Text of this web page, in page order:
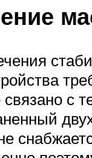
с